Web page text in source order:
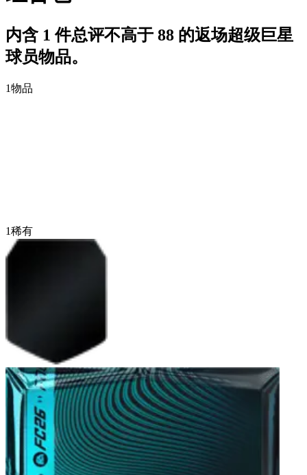
内含 1 件总评不高于 88 的返场超级巨星
球员物品。
1物品
1稀有